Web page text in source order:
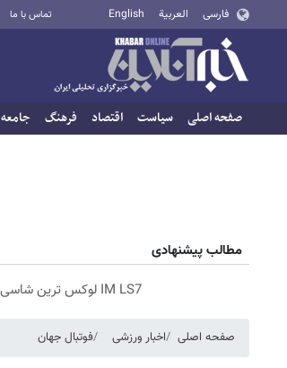
فارسی العربية English تماس با ما
صفحه اصلی سیاست اقتصاد فرهنگ جامعه
مطالب پیشنهادی
IM LS7 لوکس ترین شاسی بلند برقی ایران
صفحه اصلی اخبار ورزشی فوتبال جهان